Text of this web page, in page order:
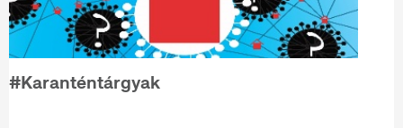
#Karanténtárgyak